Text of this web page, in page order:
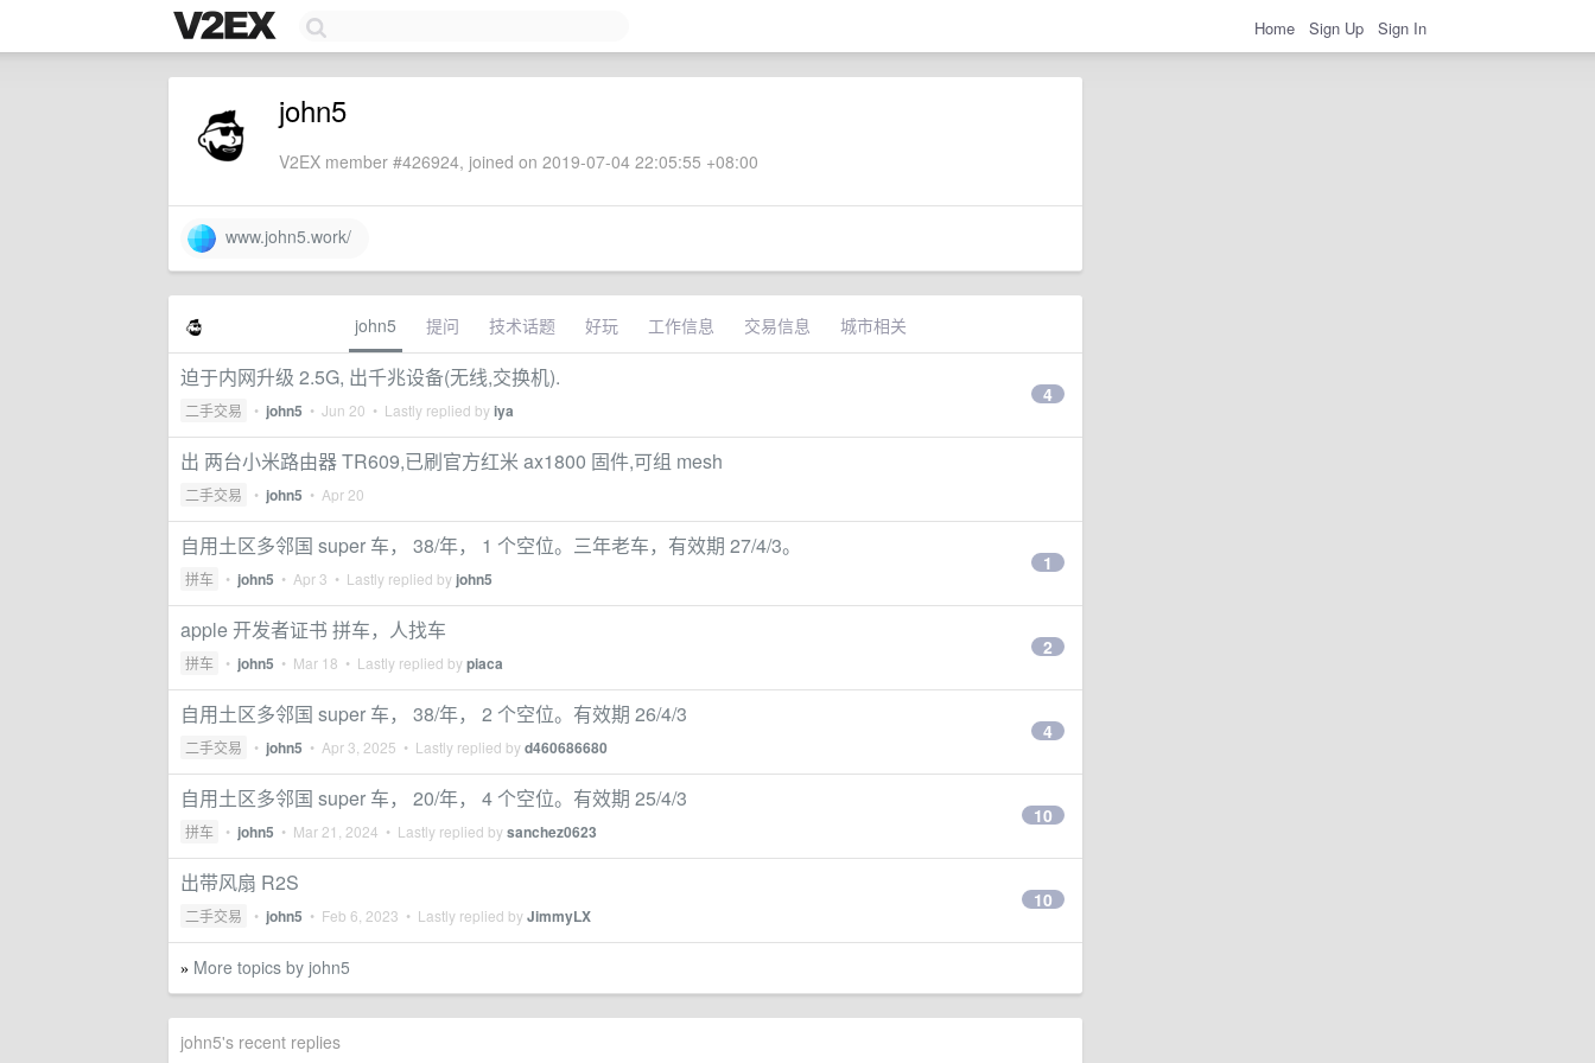
Home Sign Up Sign In
john5
V2EX member #426924, joined on 2019-07-04 22:05:55 +08:00
www.john5.work/
john5 提问 技术话题 好玩 工作信息 交易信息 城市相关
迫于内网升级 2.5G, 出千兆设备(无线,交换机).
二手交易 • john5 • Jun 20 • Lastly replied byiya
4
出 两台小米路由器 TR609,已刷官方红米 ax1800 固件,可组 mesh
二手交易 • john5 • Apr 20
自用土区多邻国 super 车， 38/年， 1 个空位。三年老车，有效期 27/4/3。
拼车 • john5 • Apr 3 • Lastly replied by john5
1
apple 开发者证书 拼车，人找车
拼车 • john5 • Mar 18 • Lastly replied bypiaca
2
自用土区多邻国 super 车， 38/年， 2 个空位。有效期 26/4/3
二手交易 • john5 • Apr 3, 2025 • Lastly replied byd460686680
4
自用土区多邻国 super 车， 20/年， 4 个空位。有效期 25/4/3
拼车 • john5 • Mar 21, 2024 • Lastly replied bysanchez0623
10
出带风扇 R2S
二手交易 • john5 • Feb 6, 2023 • Lastly replied byJimmyLX
10
» More topics by john5
john5's recent replies